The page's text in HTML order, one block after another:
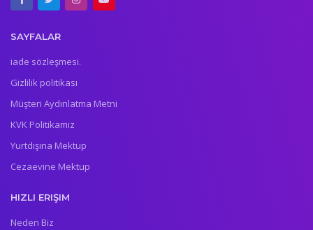
SAYFALAR
iade sözleşmesi.
Gizlilik politikası
Müşteri Aydınlatma Metni
KVK Politikamız
Yurtdışına Mektup
Cezaevine Mektup
HIZLI ERIŞIM
Neden Biz